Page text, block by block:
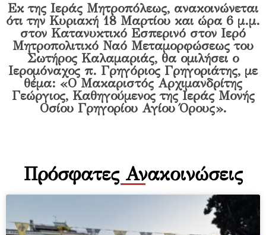
Εκ της Ιεράς Μητροπόλεως, ανακοινώνεται
ότι την Κυριακή 18 Μαρτίου και ώρα 6 μ.μ.
στον Κατανυκτικό Εσπερινό στον Ιερό
Μητροπολιτικό Ναό Μεταμορφώσεως του
Σωτήρος Καλαμαριάς, θα ομιλήσει ο
Ιερομόναχος π. Γρηγόριος Γρηγοριάτης, με
θέμα: «Ο Μακαριστός Αρχιμανδρίτης
Γεώργιος, Καθηγούμενος της Ιεράς Μονής
Οσίου Γρηγορίου Αγίου Όρους».
Πρόσφατες Ανακοινώσεις